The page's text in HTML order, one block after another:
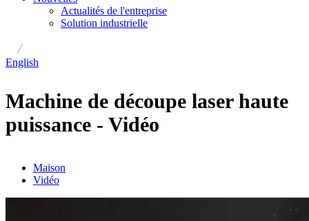
Actualités de l'entreprise
Solution industrielle
/
English
Machine de découpe laser haute
puissance - Vidéo
Maison
Vidéo